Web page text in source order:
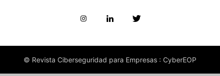
© Revista Ciberseguridad para Empresas : CyberEOP